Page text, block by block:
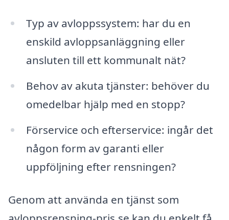
Typ av avloppssystem: har du en
enskild avloppsanläggning eller
ansluten till ett kommunalt nät?
Behov av akuta tjänster: behöver du
omedelbar hjälp med en stopp?
Förservice och efterservice: ingår det
någon form av garanti eller
uppföljning efter rensningen?
Genom att använda en tjänst som